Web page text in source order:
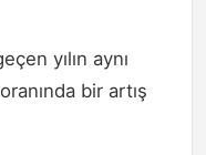
yılın aynı
bir artış